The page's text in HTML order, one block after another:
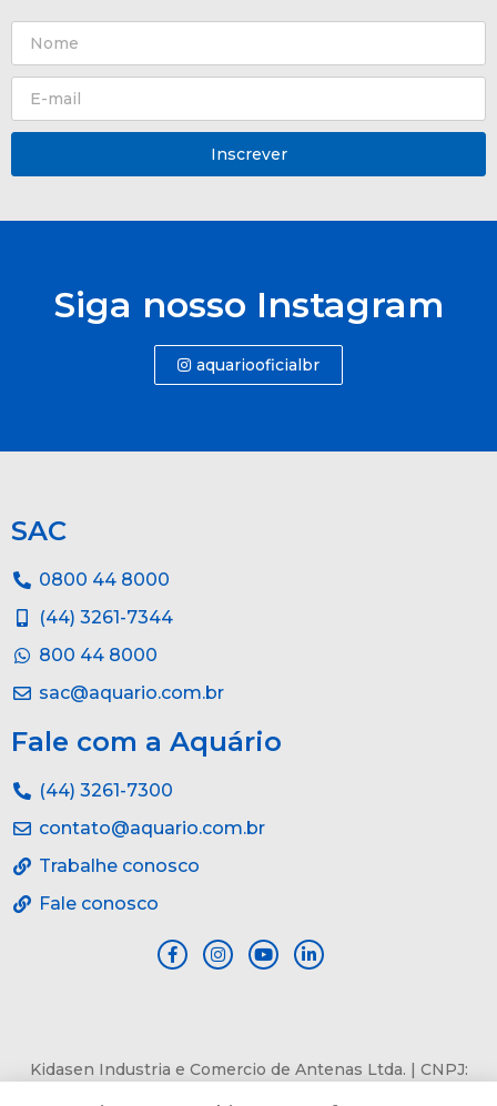
Inscrever
Siga nosso Instagram
aquariooficialbr
SAC
0800 44 8000
(44) 3261-7344
800 44 8000
sac@aquario.com.br
Fale com a Aquário
(44) 3261-7300
contato@aquario.com.br
Trabalhe conosco
Fale conosco
Kidasen Industria e Comercio de Antenas Ltda. | CNPJ: